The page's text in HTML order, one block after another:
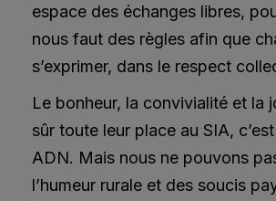
espace des échanges libres,
nous faut des règles afin que
s’exprimer, dans le respect
Le bonheur, la convivialité et la
sûr toute leur place au SIA,
ADN. Mais nous ne pouvons
l’humeur rurale et des soucis